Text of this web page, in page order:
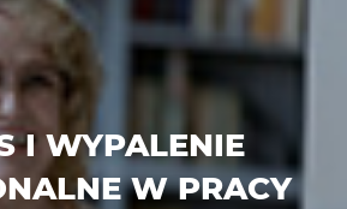
I WYPALENIE
W PRACY